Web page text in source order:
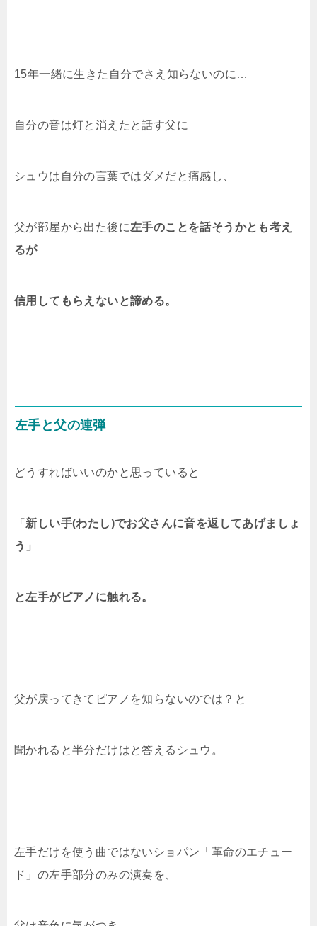
15年一緒に生きた自分でさえ知らないのに…
自分の音は灯と消えたと話す父に
シュウは自分の言葉ではダメだと痛感し、
父が部屋から出た後に左手のことを話そうかとも考え
るが
信用してもらえないと諦める。
左手と父の連弾
どうすればいいのかと思っていると
「 新しい手(わたし)でお父さんに音を返してあげましょ
う」
と左手がピアノに触れる。
父が戻ってきてピアノを知らないのでは？と
聞かれると半分だけはと答えるシュウ。
左手だけを使う曲ではないショパン「革命のエチュー
ド」の左手部分のみの演奏を、